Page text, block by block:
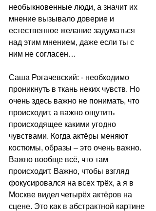
необыкновенные люди, а значит их
мнение вызывало доверие и
естественное желание задуматься
над этим мнением, даже если ты с
ним не согласен…
Саша Рогачевский: - необходимо
проникнуть в ткань неких чувств. Но
очень здесь важно не понимать, что
происходит, а важно ощутить
происходящее какими угодно
чувствами. Когда актёры меняют
костюмы, образы – это очень важно.
Важно вообще всё, что там
происходит. Важно, чтобы взгляд
фокусировался на всех трёх, а я в
Москве видел четырёх актёров на
сцене. Это как в абстрактной картине